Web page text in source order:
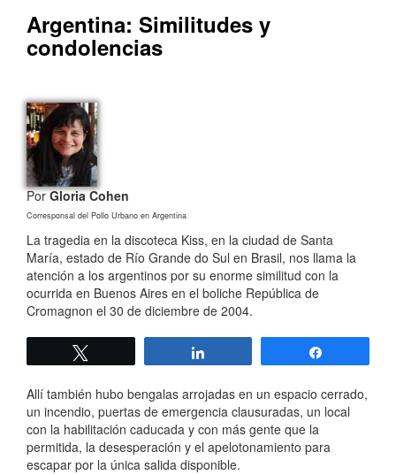
Argentina: Similitudes y
condolencias
PorGloria Cohen
Corresponsal del Pollo Urbano en Argentina
La tragedia en la discoteca Kiss, en la ciudad de Santa
María, estado de Río Grande do Sul en Brasil, nos llama la
atención a los argentinos por su enorme similitud con la
ocurrida en Buenos Aires en el boliche República de
Cromagnon el 30 de diciembre de 2004.
Allí también hubo bengalas arrojadas en un espacio cerrado,
un incendio, puertas de emergencia clausuradas, un local
con la habilitación caducada y con más gente que la
permitida, la desesperación y el apelotonamiento para
escapar por la única salida disponible.